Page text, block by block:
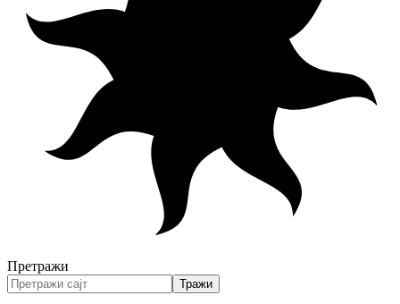
Претражи